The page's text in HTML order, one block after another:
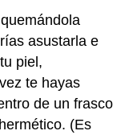
asustarla e
piel,
te hayas
de un frasco
(Es